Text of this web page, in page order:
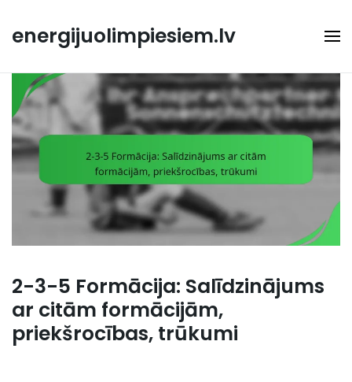
content
energijuolimpiesiem.lv
2-3-5 Formācija: Salīdzinājums
ar citām formācijām,
priekšrocības, trūkumi